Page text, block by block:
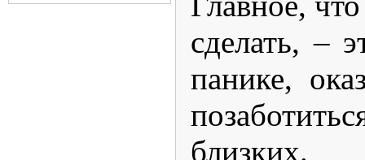
сделать, –
панике,
близких.